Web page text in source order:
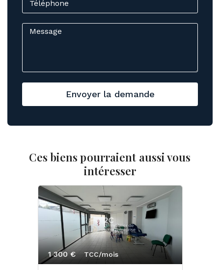
Envoyer la demande
Ces biens pourraient aussi vous
intéresser
1 300 € TCC/mois